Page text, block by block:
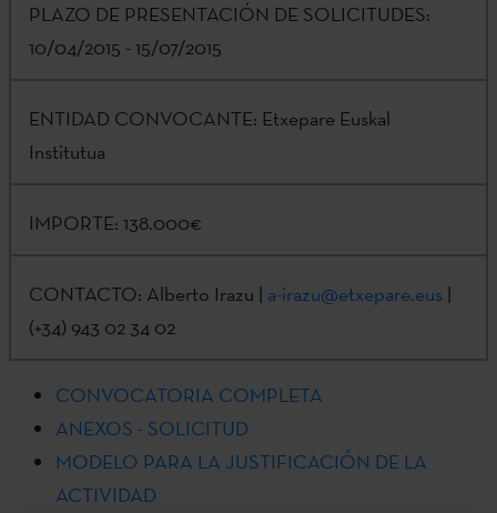
PLAZO DE PRESENTACIÓN DE SOLICITUDES:
10/04/2015 - 15/07/2015
ENTIDAD CONVOCANTE: Etxepare Euskal
Institutua
IMPORTE: 138.000€
CONTACTO: Alberto Irazu | a-irazu@etxepare.eus |
(+34) 943 02 34 02
CONVOCATORIA COMPLETA
ANEXOS - SOLICITUD
MODELO PARA LA JUSTIFICACIÓN DE LA
ACTIVIDAD